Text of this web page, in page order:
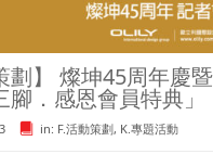
劃】 燦坤45周年慶暨
腳．感恩會員特典」
in: F.活動策劃, K.專題活動